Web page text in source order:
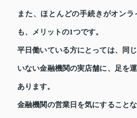
また、ほとんどの手続きがオン
も、メリットの1つです。
平日働いている方にとっては、同
いない金融機関の実店舗に、足を
あります。
金融機関の営業日を気にすること